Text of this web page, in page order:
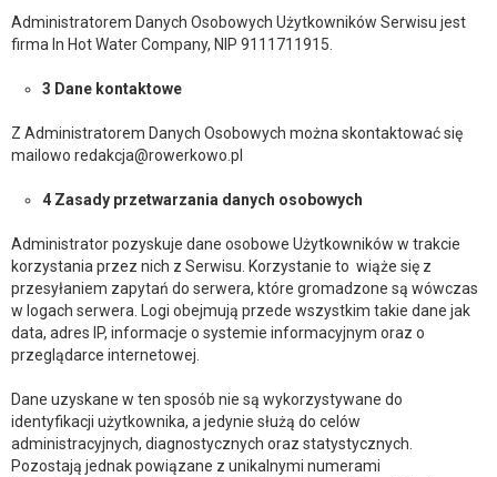
Administratorem Danych Osobowych Użytkowników Serwisu jest
firma In Hot Water Company, NIP 9111711915
3 Dane kontaktowe
Z Administratorem Danych Osobowych można skontaktować się
mailowo redakcja@rowerkowo.pl
4 Zasady przetwarzania danych osobowych
Administrator pozyskuje dane osobowe Użytkowników w trakcie
korzystania przez nich z Serwisu. Korzystanie to wiąże się z
przesyłaniem zapytań do serwera, które gromadzone są wówczas
w logach serwera. Logi obejmują przede wszystkim takie dane jak
data, adres IP, informacje o systemie informacyjnym oraz o
przeglądarce internetowej.
Dane uzyskane w ten sposób nie są wykorzystywane do
identyfikacji użytkownika, a jedynie służą do celów
administracyjnych, diagnostycznych oraz statystycznych.
Pozostają jednak powiązane z unikalnymi numerami